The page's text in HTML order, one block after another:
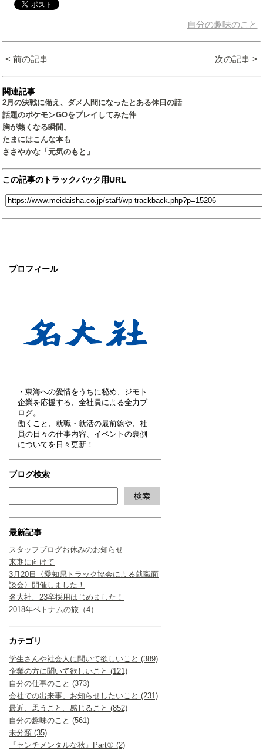
プロフィール
・東海への愛情をうちに秘め、ジモト
企業を応援する、全社員による全力ブ
ログ。
働くこと、就職・就活の最前線や、社
員の日々の仕事内容、イベントの裏側
についてを日々更新！
ブログ検索
最新記事
スタッフブログお休みのお知らせ
来期に向けて
3月20日〈愛知県トラック協会による就職面
談会〉開催しました！
名大社、23卒採用はじめました！
2018年ベトナムの旅（4）
カテゴリ
学生さんや社会人に聞いて欲しいこと (389)
企業の方に聞いて欲しいこと (121)
自分の仕事のこと (373)
会社での出来事、お知らせしたいこと (231)
最近、思うこと、感じること (852)
自分の趣味のこと (561)
未分類 (35)
『センチメンタルな秋』Part① (2)
自分の趣味のこと
< 前の記事 次の記事 >
関連記事
2月の決戦に備え、ダメ人間になったとある休日の話
話題のポケモンGOをプレイしてみた件
胸が熱くなる瞬間。
たまにはこんな本も
ささやかな「元気のもと」
この記事のトラックバック用URL